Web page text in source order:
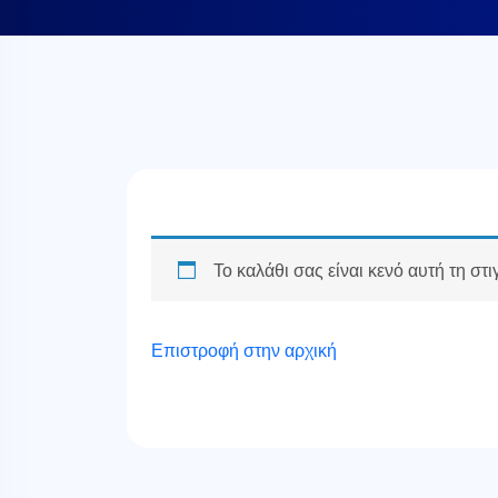
Το καλάθι σας είναι κενό αυτή τη
Επιστροφή στην αρχική